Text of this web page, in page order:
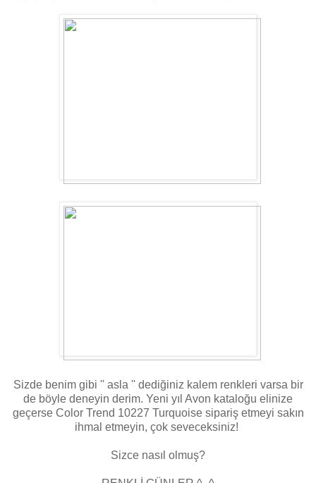
Sizde benim gibi '' asla '' dediğiniz kalem renkleri varsa bir
de böyle deneyin derim. Yeni yıl Avon kataloğu elinize
geçerse Color Trend 10227 Turquoise sipariş etmeyi sakın
ihmal etmeyin, çok seveceksiniz!
Sizce nasıl olmuş?